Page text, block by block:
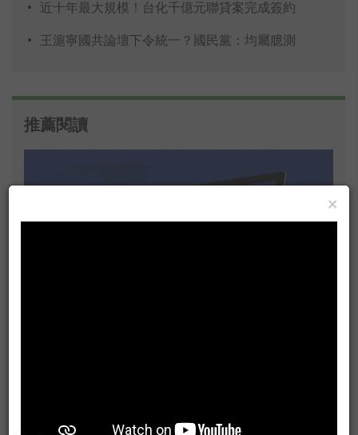
近十年最大規模！台化千億元聯貸案完成簽約
王滬寧國共論壇下令統一？國民黨：均屬臆測
推薦閱讀
×